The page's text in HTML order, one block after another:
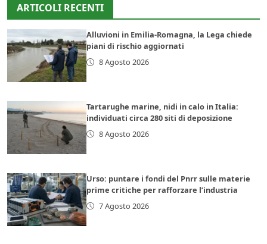
ARTICOLI RECENTI
Alluvioni in Emilia-Romagna, la Lega chiede
piani di rischio aggiornati
8 Agosto 2026
Tartarughe marine, nidi in calo in Italia:
individuati circa 280 siti di deposizione
8 Agosto 2026
Urso: puntare i fondi del Pnrr sulle materie
prime critiche per rafforzare l’industria
7 Agosto 2026